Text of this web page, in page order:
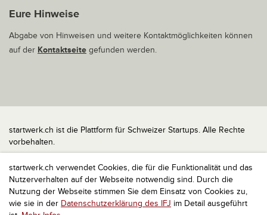
startwerk.ch verwendet Cookies, die für die Funktionalität und das
Nutzerverhalten auf der Webseite notwendig sind. Durch die
Nutzung der Webseite stimmen Sie dem Einsatz von Cookies zu,
wie sie in der Datenschutzerklärung des IFJ im Detail ausgeführt
Eure Hinweise
Abgabe von Hinweisen und weitere Kontaktmöglichkeiten können
auf der Kontaktseite gefunden werden.
startwerk.ch ist die Plattform für Schweizer Startups. Alle Rechte
vorbehalten.
Impressum
Kontakt
nach oben